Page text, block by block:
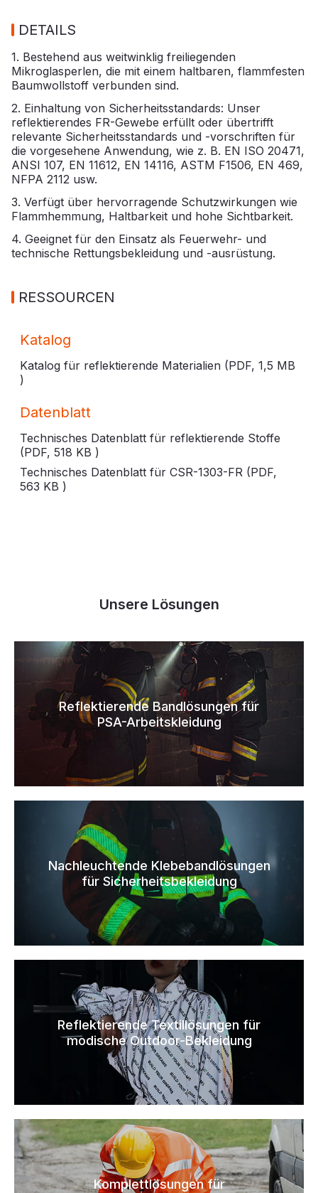
DETAILS
1. Bestehend aus weitwinklig freiliegenden
Mikroglasperlen, die mit einem haltbaren, flammfesten
Baumwollstoff verbunden sind.
2. Einhaltung von Sicherheitsstandards: Unser
reflektierendes FR-Gewebe erfüllt oder übertrifft
relevante Sicherheitsstandards und -vorschriften für
die vorgesehene Anwendung, wie z. B. EN ISO 20471,
ANSI 107, EN 11612, EN 14116, ASTM F1506, EN 469,
NFPA 2112 usw.
3. Verfügt über hervorragende Schutzwirkungen wie
Flammhemmung, Haltbarkeit und hohe Sichtbarkeit.
4. Geeignet für den Einsatz als Feuerwehr- und
technische Rettungsbekleidung und -ausrüstung.
RESSOURCEN
Katalog
Katalog für reflektierende Materialien (PDF, 1,5 MB
)
Datenblatt
Technisches Datenblatt für reflektierende Stoffe
(PDF, 518 KB )
Technisches Datenblatt für CSR-1303-FR (PDF,
563 KB )
Unsere Lösungen
Reflektierende Bandlösungen für
PSA-Arbeitskleidung
Nachleuchtende Klebebandlösungen
für Sicherheitsbekleidung
Reflektierende Textillösungen für
modische Outdoor-Bekleidung
Komplettlösungen für